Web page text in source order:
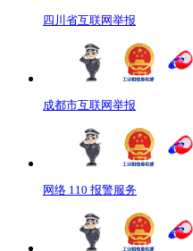
四川省互联网举报
成都市互联网举报
网络 110 报警服务